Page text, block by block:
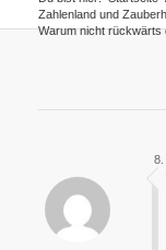
Zahlenland und
Warum nicht rückwärts
8.